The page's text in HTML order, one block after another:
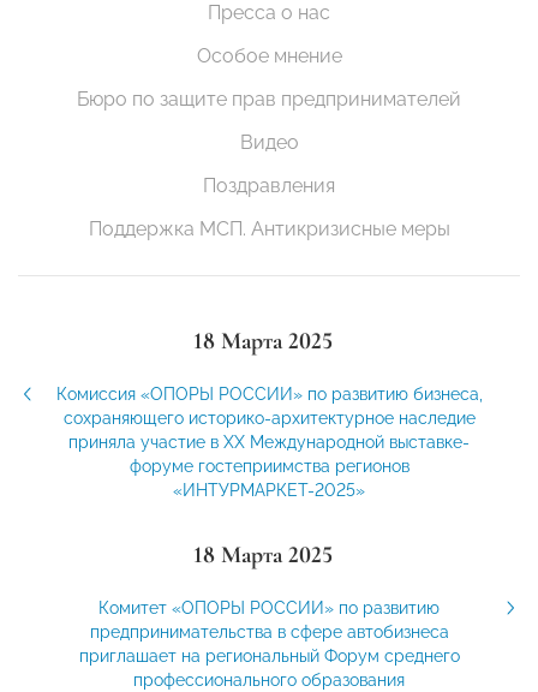
Пресса о нас
Особое мнение
Бюро по защите прав предпринимателей
Видео
Поздравления
Поддержка МСП. Антикризисные меры
18 Марта 2025
Комиссия «ОПОРЫ РОССИИ» по развитию бизнеса,
сохраняющего историко-архитектурное наследие
приняла участие в XХ Международной выставке-
форуме гостеприимства регионов
«ИНТУРМАРКЕТ-2025»
18 Марта 2025
Комитет «ОПОРЫ РОССИИ» по развитию
предпринимательства в сфере автобизнеса
приглашает на региональный Форум среднего
профессионального образования